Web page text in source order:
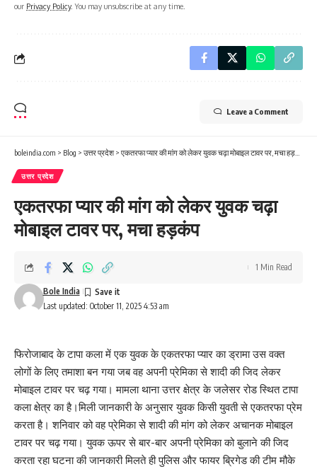
our Privacy Policy. You may unsubscribe at any time.
Leave a Comment
boleindia.com > Blog > उत्तर प्रदेश> एकतरफा प्यार की मांग को लेकर युवक चढ़ा मोबाइल टावर पर, मचा हड़कंप
उत्तर प्रदेश
एकतरफा प्यार की मांग को लेकर युवक चढ़ा
मोबाइल टावर पर, मचा हड़कंप
Last updated: October 11, 2025 4:53 am
Bole India
1 Min Read
फिरोजाबाद के टापा कला में एक युवक के एकतरफा प्यार का ड्रामा उस वक्त
लोगों के लिए तमाशा बन गया जब वह अपनी प्रेमिका से शादी की जिद लेकर
मोबाइल टावर पर चढ़ गया। मामला थाना उत्तर क्षेत्र के जलेसर रोड स्थित टापा
कला क्षेत्र का है।मिली जानकारी के अनुसार युवक किसी युवती से एकतरफा प्रेम
करता है। शनिवार को वह प्रेमिका से शादी की मांग को लेकर अचानक मोबाइल
टावर पर चढ़ गया। युवक ऊपर से बार-बार अपनी प्रेमिका को बुलाने की जिद
करता रहा घटना की जानकारी मिलते ही पुलिस और फायर ब्रिगेड की टीम मौके